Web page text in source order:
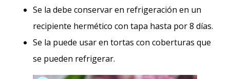
Se la debe conservar en refrigeración en un
recipiente hermético con tapa hasta por 8 días.
Se la puede usar en tortas con coberturas que
se pueden refrigerar.